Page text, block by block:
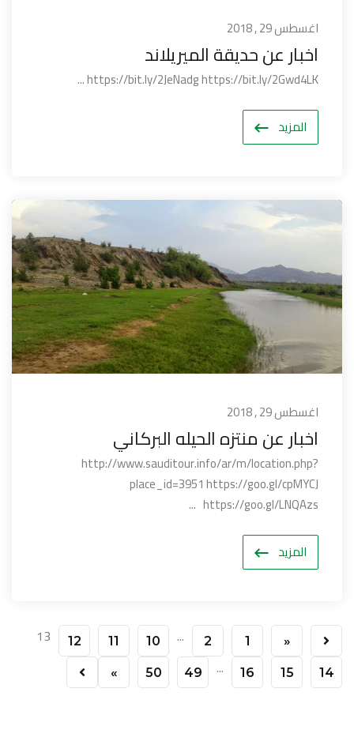
اغسطس 29 , 2018
اخبار عن حديقة الميريلاند
https://bit.ly/2JeNadg https://bit.ly/2Gwd4LK ...
المزيد
اغسطس 29 , 2018
اخبار عن منتزه الحيله البركاني
http://www.sauditour.info/ar/m/location.php?
place_id=3951 https://goo.gl/cpMYCJ
https://goo.gl/LNQAzs ...
المزيد
«
1
2
...
10
11
12
13
14
15
16
...
49
50
»